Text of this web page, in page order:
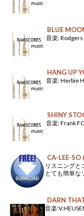
BLUE
音楽:
HANG UP
音楽: Herbie
SHINY
音楽: Frank
CA-LEE-SO
リスニングと
とても簡単な
DARN
音楽